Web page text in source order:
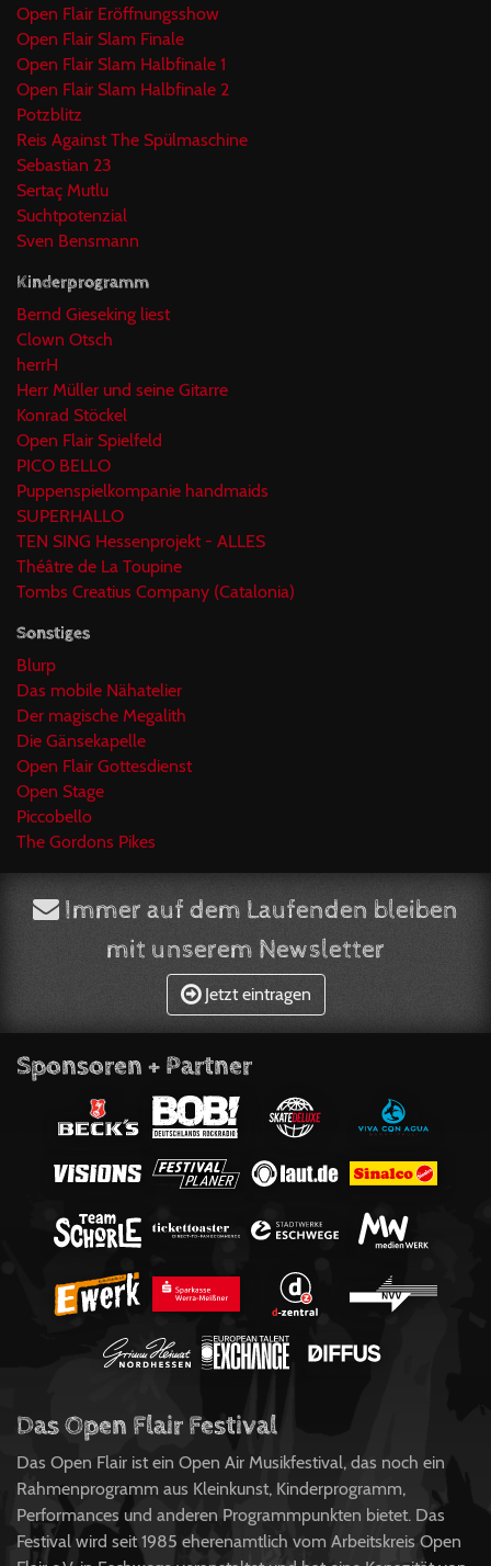
Open Flair Eröffnungsshow
Open Flair Slam Finale
Open Flair Slam Halbfinale 1
Open Flair Slam Halbfinale 2
Potzblitz
Reis Against The Spülmaschine
Sebastian 23
Sertaç Mutlu
Suchtpotenzial
Sven Bensmann
Kinderprogramm
Bernd Gieseking liest
Clown Otsch
herrH
Herr Müller und seine Gitarre
Konrad Stöckel
Open Flair Spielfeld
PICO BELLO
Puppenspielkompanie handmaids
SUPERHALLO
TEN SING Hessenprojekt - ALLES
Théâtre de La Toupine
Tombs Creatius Company (Catalonia)
Sonstiges
Blurp
Das mobile Nähatelier
Der magische Megalith
Die Gänsekapelle
Open Flair Gottesdienst
Open Stage
Piccobello
The Gordons Pikes
Immer auf dem Laufenden bleiben
mit unserem Newsletter
Jetzt eintragen
Sponsoren + Partner
Das Open Flair Festival
Das Open Flair ist ein Open Air Musikfestival, das noch ein
Rahmenprogramm aus Kleinkunst, Kinderprogramm,
Performances und anderen Programmpunkten bietet. Das
Festival wird seit 1985 eherenamtlich vom Arbeitskreis Open